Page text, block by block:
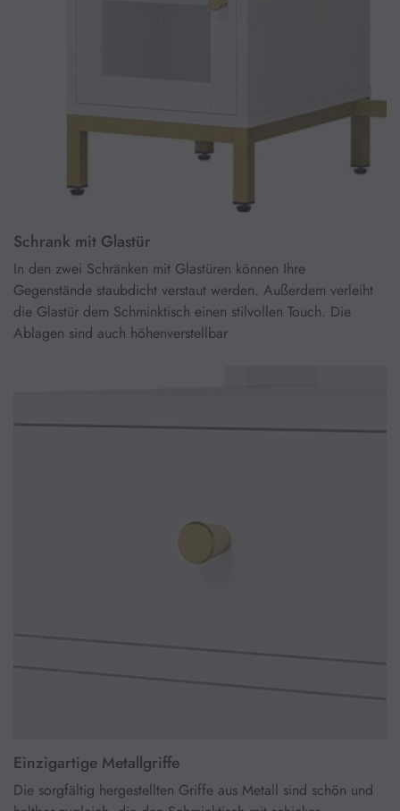
Schrank mit Glastür
In den zwei Schränken mit Glastüren können Ihre
Gegenstände staubdicht verstaut werden. Außerdem verleiht
die Glastür dem Schminktisch einen stilvollen Touch. Die
Ablagen sind auch höhenverstellbar
Einzigartige Metallgriffe
Die sorgfältig hergestellten Griffe aus Metall sind schön und